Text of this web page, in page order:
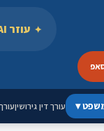
עוזר AI מיידי
▾ עורך דין גירושין